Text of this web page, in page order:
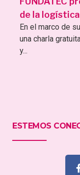
de la logística
En el marco de
una charla
y...
ESTEMOS